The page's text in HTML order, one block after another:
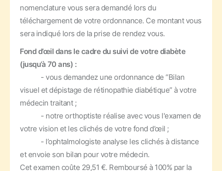
nomenclature vous sera demandé lors du
téléchargement de votre ordonnance. Ce montant vous
sera indiqué lors de la prise de rendez vous.
Fond d’œil dans le cadre du suivi de votre diabète
(jusqu’à 70 ans) :
- vous demandez une ordonnance de “Bilan
visuel et dépistage de rétinopathie diabétique” à votre
médecin traitant ;
- notre orthoptiste réalise avec vous l'examen de
votre vision et les clichés de votre fond d’œil ;
- l’ophtalmologiste analyse les clichés à distance
et envoie son bilan pour votre médecin.
Cet examen coûte 29,51 €. Remboursé à 100% par la